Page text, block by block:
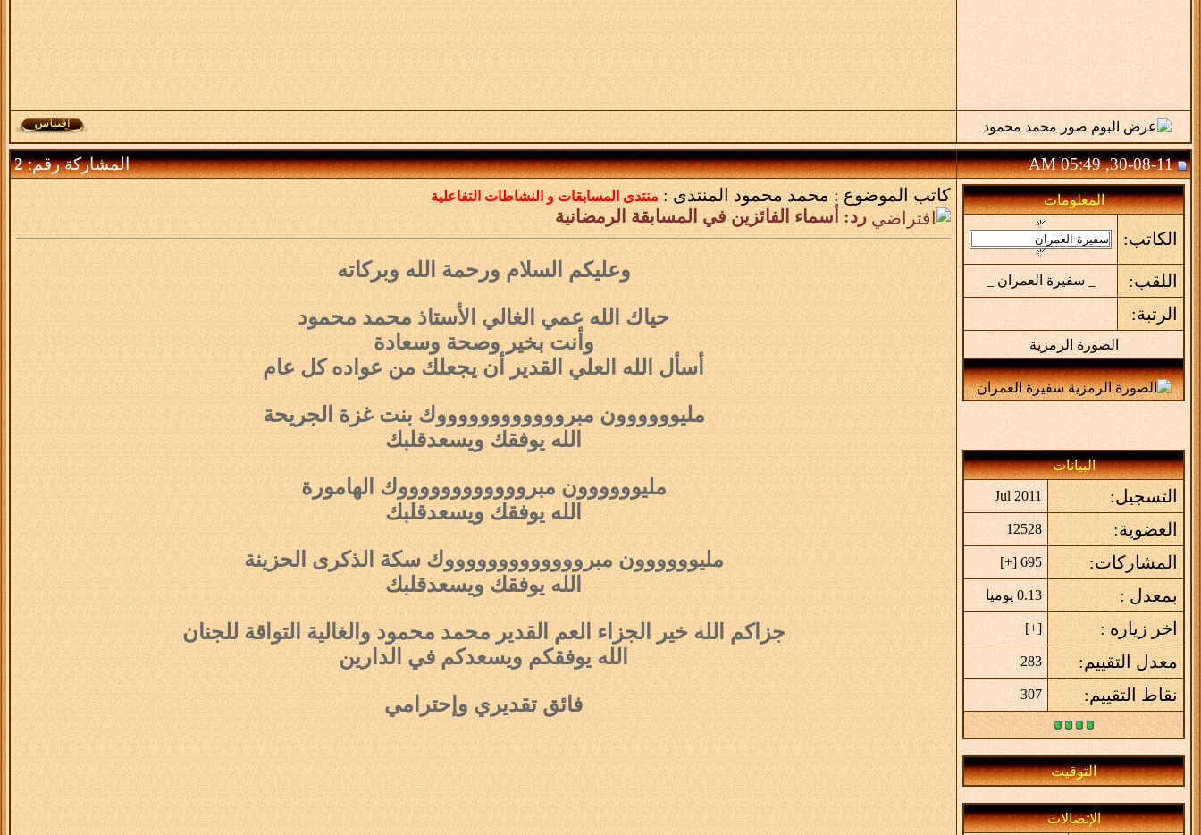
30-08-11, 05:49 AM المشاركة رقم:2
المعلومات
الكاتب:
اللقب: _ سفيرة العمران _
الرتبة:
الصورة الرمزية
البيانات
التسجيل: Jul 2011
العضوية: 12528
المشاركات: 695 [
+
]
بمعدل : 0.13 يوميا
اخر زياره : [
+
]
معدل التقييم: 283
نقاط التقييم: 307
التوقيت
الإتصالات
كاتب الموضوع : محمد محمود المنتدى : منتدى المسابقات و النشاطات التفاعلية
رد: أسماء الفائزين في المسابقة الرمضانية
وعليكم السلام ورحمة الله وبركاته
حياك الله عمي الغالي الأستاذ محمد محمود
وأنت بخير وصحة وسعادة
أسأل الله العلي القدير أن يجعلك من عواده كل عام
مليوووووون مبرووووووووووووك بنت غزة الجريحة
الله يوفقك ويسعدقلبك
مليوووووون مبرووووووووووووك الهامورة
الله يوفقك ويسعدقلبك
مليوووووون مبر وووووووووووووك سكة الذكرى الحزينة
الله يوفقك ويسعدقلبك
جزاكم الله خير الجزاء العم القدير محمد محمود والغالية التواقة للجنان
الله يوفقكم ويسعدكم في الدارين
فائق تقديري وإحترامي